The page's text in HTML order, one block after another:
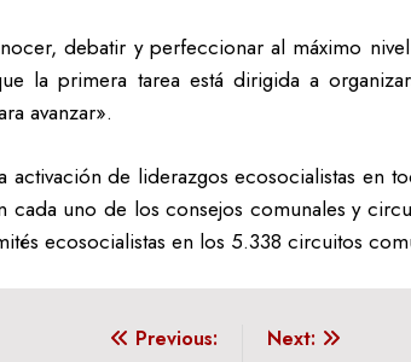
debatir y perfeccionar al máximo
la primera tarea está dirigida a
avanzar».
de liderazgos ecosocialistas en
uno de los consejos comunales y
ecosocialistas en los 5.338 circuitos
Previous:
Next: